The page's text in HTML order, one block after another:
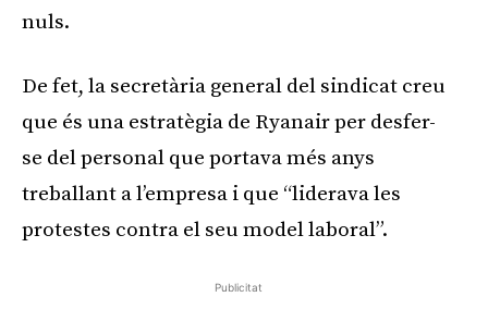
nuls.
De fet, la secretària general del sindicat creu
que és una estratègia de Ryanair per desfer-
se del personal que portava més anys
treballant a l’empresa i que “liderava les
protestes contra el seu model laboral”.
Publicitat